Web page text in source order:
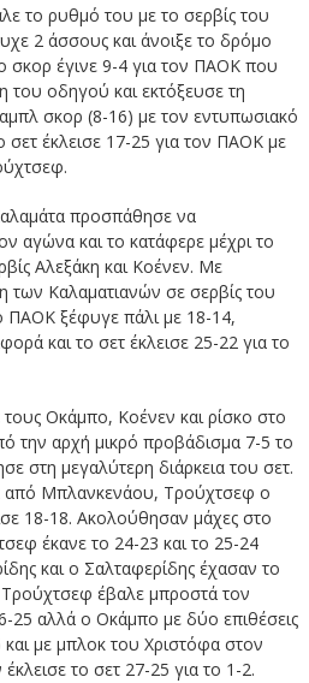
το ρυθμό του με το σερβίς του
2 άσσους και άνοιξε το δρόμο
σκορ έγινε 9-4 για τον ΠΑΟΚ που
του οδηγού και εκτόξευσε τη
σκορ (8-16) με τον εντυπωσιακό
έκλεισε 17-25 για τον ΠΑΟΚ με
προσπάθησε να
αγώνα και το κατάφερε μέχρι το
Αλεξάκη και Κοένεν. Με
των Καλαματιανών σε σερβίς του
ΠΑΟΚ ξέφυγε πάλι με 18-14,
και το σετ έκλεισε 25-22 για το
Οκάμπο, Κοένεν και ρίσκο στο
την αρχή μικρό προβάδισμα 7-5 το
στη μεγαλύτερη διάρκεια του σετ.
Μπλανκενάου, Τρούχτσεφ ο
18-18. Ακολούθησαν μάχες στο
έκανε το 24-23 και το 25-24
και ο Σαλταφερίδης έχασαν το
Τρούχτσεφ έβαλε μπροστά τον
25 αλλά ο Οκάμπο με δύο επιθέσεις
με μπλοκ του Χριστόφα στον
το σετ 27-25 για το 1-2.